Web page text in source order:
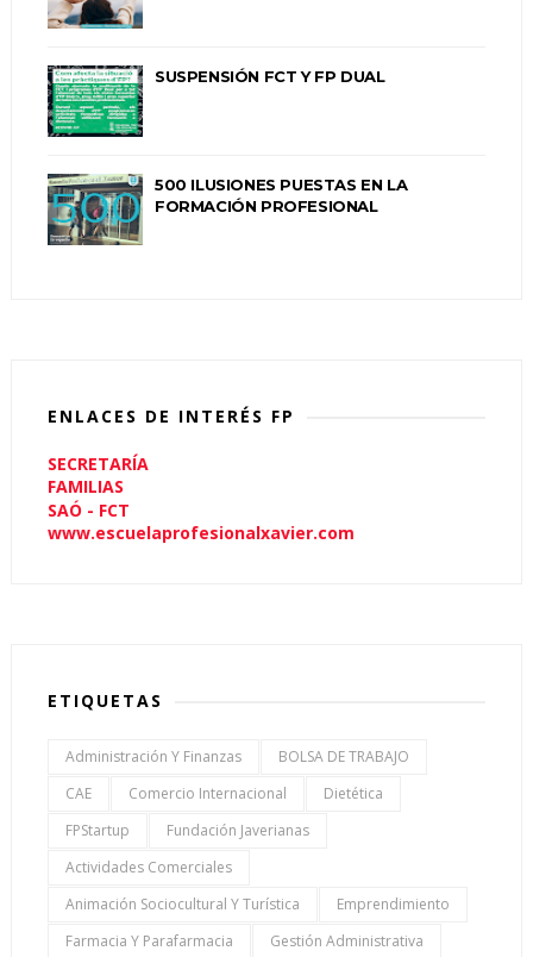
SUSPENSIÓN FCT Y FP DUAL
500 ILUSIONES PUESTAS EN LA
FORMACIÓN PROFESIONAL
ENLACES DE INTERÉS FP
SECRETARÍA
FAMILIAS
SAÓ - FCT
www.escuelaprofesionalxavier.com
ETIQUETAS
Administración Y Finanzas
BOLSA DE TRABAJO
CAE
Comercio Internacional
Dietética
FPStartup
Fundación Javerianas
Actividades Comerciales
Animación Sociocultural Y Turística
Emprendimiento
Farmacia Y Parafarmacia
Gestión Administrativa